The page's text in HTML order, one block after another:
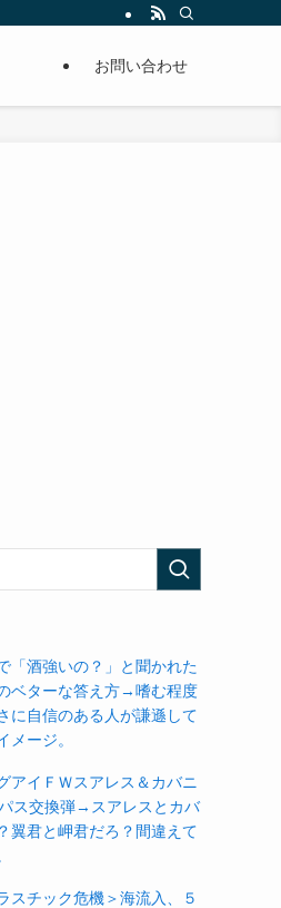
やすくまとめています。
お問い合わせ
「酒強いの？」と聞かれた
ベターな答え方→嗜む程度
に自信のある人が謙遜して
メージ。
アイＦＷスアレス＆カバニ
ス交換弾→スアレスとカバ
翼君と岬君だろ？間違えて
スチック危機＞海流入、５